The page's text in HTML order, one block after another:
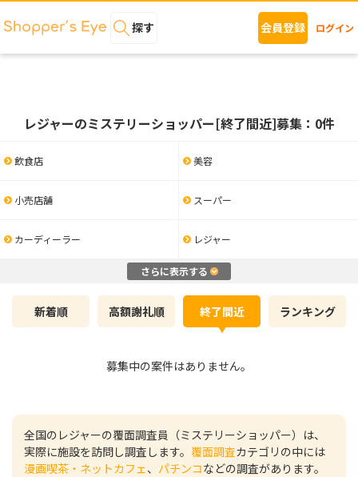
探す 会員登録 ログイン
レジャーのミステリーショッパー[終了間近]募集：0件
飲食店 美容
小売店舗 スーパー
カーディーラー レジャー
さらに表示する
新着順 高額謝礼順 終了間近 ランキング
募集中の案件はありません。
全国のレジャーの覆面調査員（ミステリーショッパー）は、
実際に施設を訪問し調査します。 覆面調査カテゴリの中には
漫画喫茶・ネットカフェ、 パチンコなどの調査があります。